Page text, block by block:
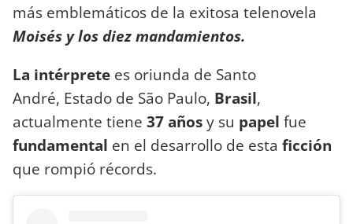
más emblemáticos de la exitosa telenovela
Moisés y los diez mandamientos.
La intérprete es oriunda de Santo
André, Estado de São Paulo, Brasil,
actualmente tiene 37 añosy su papel fue
fundamental en el desarrollo de esta ficción
que rompió récords.